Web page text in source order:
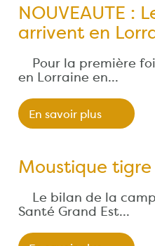
NOUVEAUTE :
arrivent en
Pour la première
en Lorraine en…
En savoir plus
Moustique
Le bilan de la
Santé Grand Est…